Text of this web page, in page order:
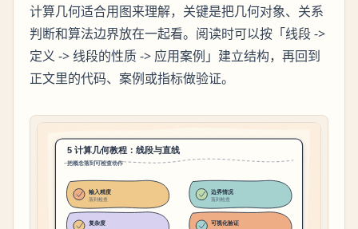
计算几何适合用图来理解，关键是把几何对象、关系
判断和算法边界放在一起看。阅读时可以按「线段 ->
定义 -> 线段的性质 -> 应用案例」建立结构，再回到
正文里的代码、案例或指标做验证。